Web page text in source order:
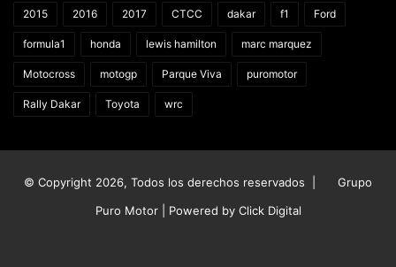
2015 2016 2017 CTCC dakar f1 Ford
formula1 honda lewis hamilton marc marquez
Motocross motogp Parque Viva puromotor
Rally Dakar Toyota wrc
© Copyright 2026, Todos los derechos reservados |
Grupo
Puro Motor | Powered by Click Digital